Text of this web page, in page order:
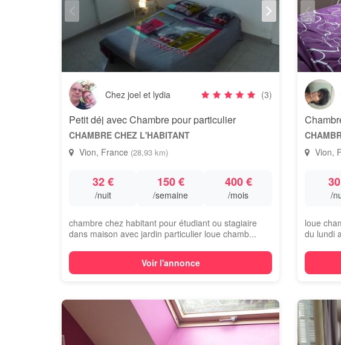
Chez joel et lydia (3)
Petit déj avec Chambre pour particulier
CHAMBRE CHEZ L'HABITANT
Vion, France (28,93 km)
32 €
/nuit
150 €
/semaine
400 €
/mois
chambre chez habitant pour étudiant ou stagiaire
dans maison avec jardin particulier loue chamb...
Voir l'annonce
Vion,
/
loue
du lundi